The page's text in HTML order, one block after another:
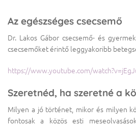
Az egészséges csecsemő
Dr. Lakos Gábor csecsemő- és
csecsemőket érintő leggyakoribb
https://www.youtube.com/
Szeretnéd, ha szeretné a
Milyen a jó történet, mikor és milyen
fontosak a közös esti